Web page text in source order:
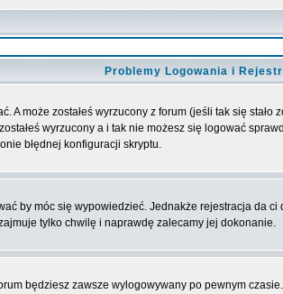
Problemy Logowania i
A może zostałeś wyrzucony z forum (jeśli tak się
wyrzucony a i tak nie możesz się logować
błędnej konfiguracji skryptu.
by móc się wypowiedzieć. Jednakże rejestracja da
tylko chwilę i naprawdę zalecamy jej dokonanie.
będziesz zawsze wylogowywany po pewnym